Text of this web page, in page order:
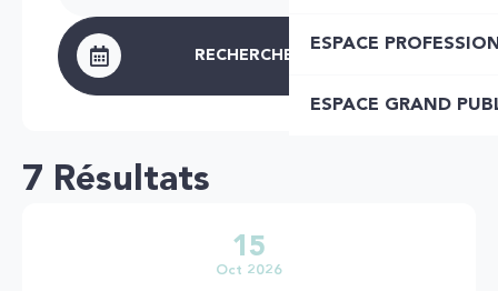
ESPACE
ESPACE GRAND
RECHERCHER
7 Résultats
15
Oct 2026